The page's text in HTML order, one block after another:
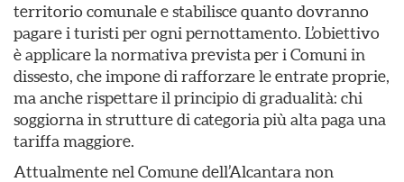
territorio comunale e stabilisce quanto dovranno
pagare i turisti per ogni pernottamento. L’obiettivo
è applicare la normativa prevista per i Comuni in
dissesto, che impone di rafforzare le entrate proprie,
ma anche rispettare il principio di gradualità: chi
soggiorna in strutture di categoria più alta paga una
tariffa maggiore.
Attualmente nel Comune dell’Alcantara non